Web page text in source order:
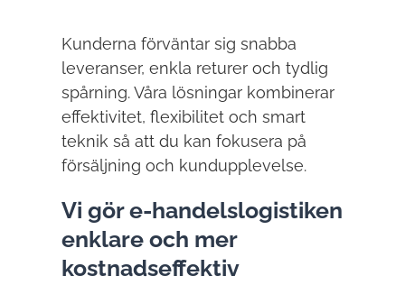
Kunderna förväntar sig snabba
leveranser, enkla returer och tydlig
spårning. Våra lösningar kombinerar
effektivitet, flexibilitet och smart
teknik så att du kan fokusera på
försäljning och kundupplevelse.
Vi gör e-handelslogistiken
enklare och mer
kostnadseffektiv